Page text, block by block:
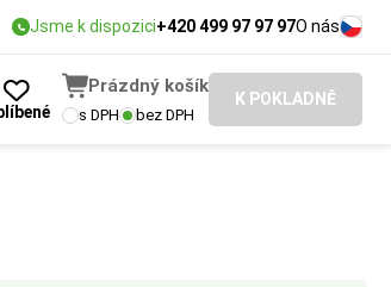
Jsme k dispozici+420 499 97 97 97O nás
Prázdný košík
s DPH bez DPH
K POKLADNĚ